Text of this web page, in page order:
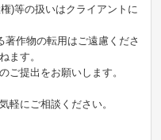
)等の扱いはクライアントに
著作物の転用はご遠慮くださ
ます。
ご提出をお願いします。
軽にご相談ください。